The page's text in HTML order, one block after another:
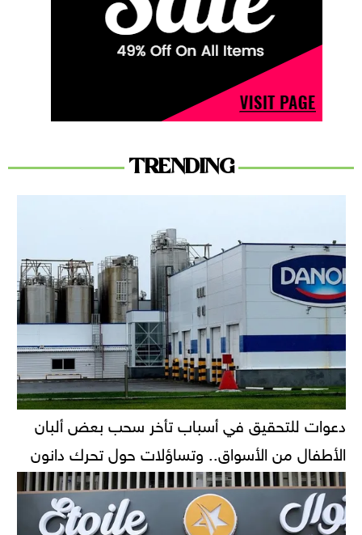
TRENDING
دعوات للتحقيق في أسباب تأخر سحب بعض ألبان
الأطفال من الأسواق.. وتساؤلات حول تحرك دانون